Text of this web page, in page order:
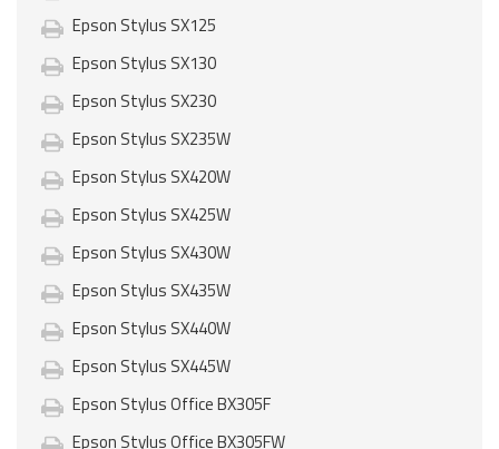
Epson Stylus SX125
Epson Stylus SX130
Epson Stylus SX230
Epson Stylus SX235W
Epson Stylus SX420W
Epson Stylus SX425W
Epson Stylus SX430W
Epson Stylus SX435W
Epson Stylus SX440W
Epson Stylus SX445W
Epson Stylus Office BX305F
Epson Stylus Office BX305FW